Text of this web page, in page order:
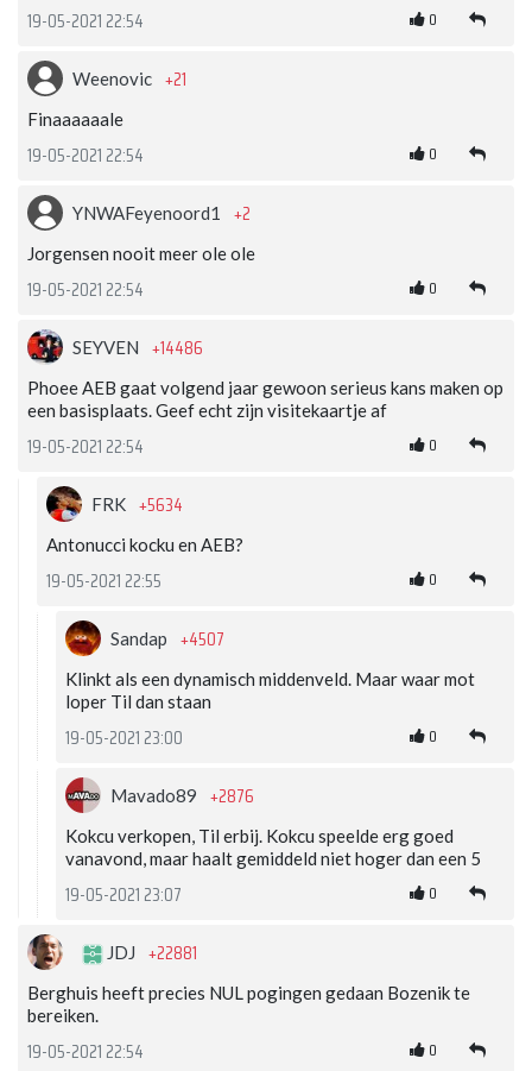
19-05-2021 22:54 0
Weenovic +21
Finaaaaaale
19-05-2021 22:54 0
YNWAFeyenoord1 +2
Jorgensen nooit meer ole ole
19-05-2021 22:54 0
SEYVEN +14486
Phoee AEB gaat volgend jaar gewoon serieus kans maken op
een basisplaats. Geef echt zijn visitekaartje af
19-05-2021 22:54 0
FRK +5634
Antonucci kocku en AEB?
19-05-2021 22:55 0
Sandap +4507
Klinkt als een dynamisch middenveld. Maar waar mot
loper Til dan staan
19-05-2021 23:00 0
Mavado89 +2876
Kokcu verkopen, Til erbij. Kokcu speelde erg goed
vanavond, maar haalt gemiddeld niet hoger dan een 5
19-05-2021 23:07 0
JDJ +22881
Berghuis heeft precies NUL pogingen gedaan Bozenik te
bereiken.
19-05-2021 22:54 0